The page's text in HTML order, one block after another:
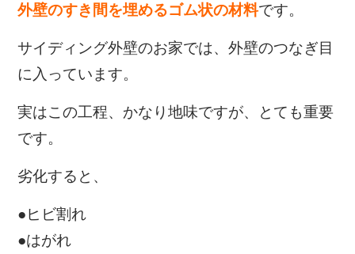
外壁のすき間を埋めるゴム状の材料です。
サイディング外壁のお家では、外壁のつなぎ目
に入っています。
実はこの工程、かなり地味ですが、とても重要
です。
劣化すると、
●ヒビ割れ
●はがれ